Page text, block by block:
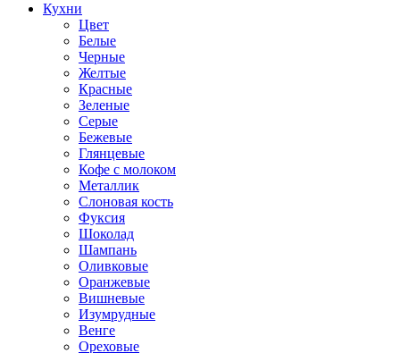
Кухни
Цвет
Белые
Черные
Желтые
Красные
Зеленые
Серые
Бежевые
Глянцевые
Кофе с молоком
Металлик
Слоновая кость
Фуксия
Шоколад
Шампань
Оливковые
Оранжевые
Вишневые
Изумрудные
Венге
Ореховые